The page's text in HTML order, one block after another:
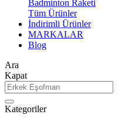
Badminton Raketi
Tüm Ürünler
İndirimli Ürünler
MARKALAR
Blog
Ara
Kapat
Kategoriler